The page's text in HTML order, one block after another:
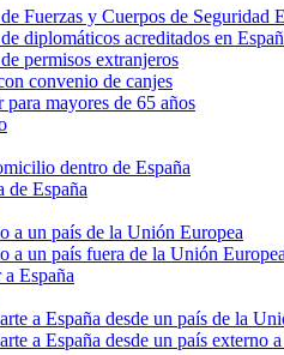
Fuerzas y Cuerpos de Seguridad
diplomáticos acreditados en
permisos extranjeros
convenio de canjes
mayores de 65 años
dentro de España
de España
a un país de la Unión Europea
a un país fuera de la Unión Europea
España
a España desde un país de la
a España desde un país externo